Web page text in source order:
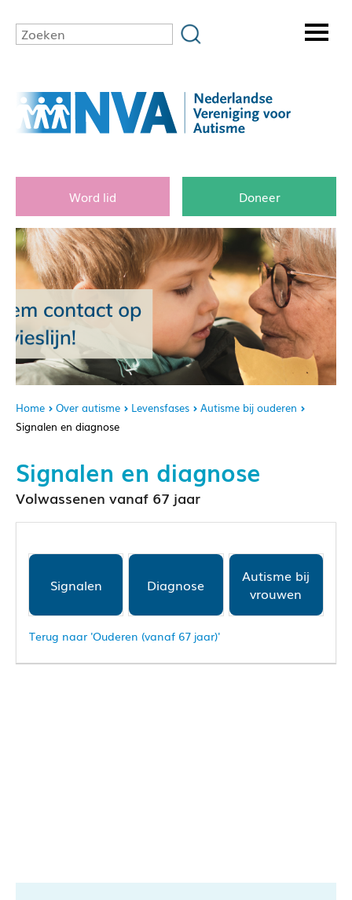
Word lid Doneer
Home Over autisme Levensfases
Autisme bij ouderen
Signalen en diagnose
Signalen en diagnose
Volwassenen vanaf 67 jaar
Signalen Diagnose
Autisme bij
vrouwen
Terug naar 'Ouderen (vanaf 67 jaar)'